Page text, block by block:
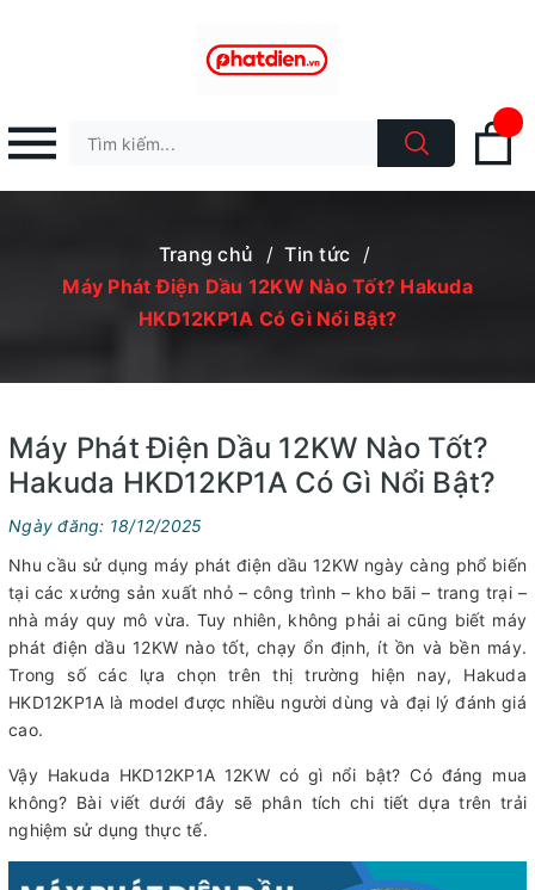
Trang chủ / Tin tức /
Máy Phát Điện Dầu 12KW Nào Tốt? Hakuda
HKD12KP1A Có Gì Nổi Bật?
Máy Phát Điện Dầu 12KW Nào Tốt?
Hakuda HKD12KP1A Có Gì Nổi Bật?
Ngày đăng: 18/12/2025
Nhu cầu sử dụng máy phát điện dầu 12KW ngày càng phổ biến
tại các xưởng sản xuất nhỏ – công trình – kho bãi – trang trại –
nhà máy quy mô vừa. Tuy nhiên, không phải ai cũng biết máy
phát điện dầu 12KW nào tốt, chạy ổn định, ít ồn và bền máy.
Trong số các lựa chọn trên thị trường hiện nay, Hakuda
HKD12KP1A là model được nhiều người dùng và đại lý đánh giá
cao.
Vậy Hakuda HKD12KP1A 12KW có gì nổi bật? Có đáng mua
không? Bài viết dưới đây sẽ phân tích chi tiết dựa trên trải
nghiệm sử dụng thực tế.